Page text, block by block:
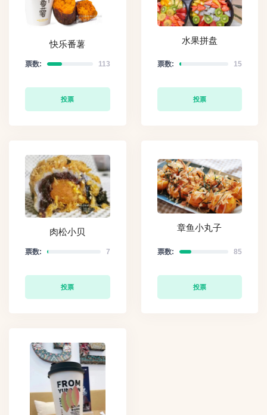
快乐番薯
票数: 113
投票
水果拼盘
票数: 15
投票
肉松小贝
票数: 7
投票
章鱼小丸子
票数: 85
投票